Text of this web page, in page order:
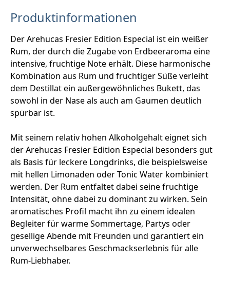
Produktinformationen
Der Arehucas Fresier Edition Especial ist ein weißer
Rum, der durch die Zugabe von Erdbeeraroma eine
intensive, fruchtige Note erhält. Diese harmonische
Kombination aus Rum und fruchtiger Süße verleiht
dem Destillat ein außergewöhnliches Bukett, das
sowohl in der Nase als auch am Gaumen deutlich
spürbar ist.
Mit seinem relativ hohen Alkoholgehalt eignet sich
der Arehucas Fresier Edition Especial besonders gut
als Basis für leckere Longdrinks, die beispielsweise
mit hellen Limonaden oder Tonic Water kombiniert
werden. Der Rum entfaltet dabei seine fruchtige
Intensität, ohne dabei zu dominant zu wirken. Sein
aromatisches Profil macht ihn zu einem idealen
Begleiter für warme Sommertage, Partys oder
gesellige Abende mit Freunden und garantiert ein
unverwechselbares Geschmackserlebnis für alle
Rum-Liebhaber.